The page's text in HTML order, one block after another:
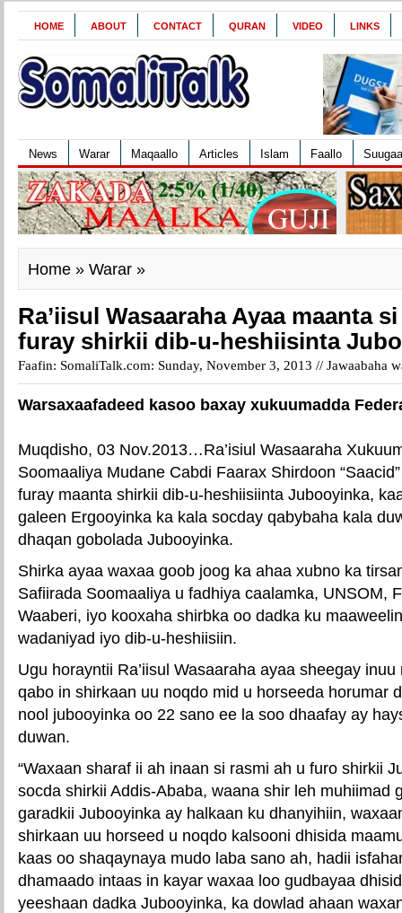
HOME ABOUT CONTACT QURAN VIDEO LINKS
News Warar Maqaallo Articles Islam Faallo
Home » Warar »
Ra’iisul Wasaaraha Ayaa maanta
furay shirkii dib-u-heshiisinta
Faafin: SomaliTalk.com: Sunday, November 3, 2013 // Jawaabaha
Warsaxaafadeed kasoo baxay xukuumadda
Muqdisho, 03 Nov.2013…Ra’isiul Wasaaraha
Soomaaliya Mudane Cabdi Faarax Shirdoon
furay maanta shirkii dib-u-heshiisiinta Jubooyinka,
galeen Ergooyinka ka kala socday qabybaha kala
dhaqan gobolada Jubooyinka.
Shirka ayaa waxaa goob joog ka ahaa xubno ka
Safiirada Soomaaliya u fadhiya caalamka, UNSOM,
Waaberi, iyo kooxaha shirbka oo dadka ku
wadaniyad iyo dib-u-heshiisiin.
Ugu horayntii Ra’iisul Wasaaraha ayaa sheegay
qabo in shirkaan uu noqdo mid u horseeda horumar
nool jubooyinka oo 22 sano ee la soo dhaafay ay
duwan.
“Waxaan sharaf ii ah inaan si rasmi ah u furo shirkii
socda shirkii Addis-Ababa, waana shir leh muhiimad
garadkii Jubooyinka ay halkaan ku dhanyihiin,
shirkaan uu horseed u noqdo kalsooni dhisida
kaas oo shaqaynaya mudo laba sano ah, hadii
dhamaado intaas in kayar waxaa loo gudbayaa
yeeshaan dadka Jubooyinka, ka dowlad ahaan